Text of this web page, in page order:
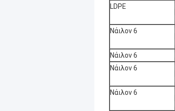
LDPE
Νάιλον 6
Νάιλον 6
Νάιλον 6
Νάιλον 6